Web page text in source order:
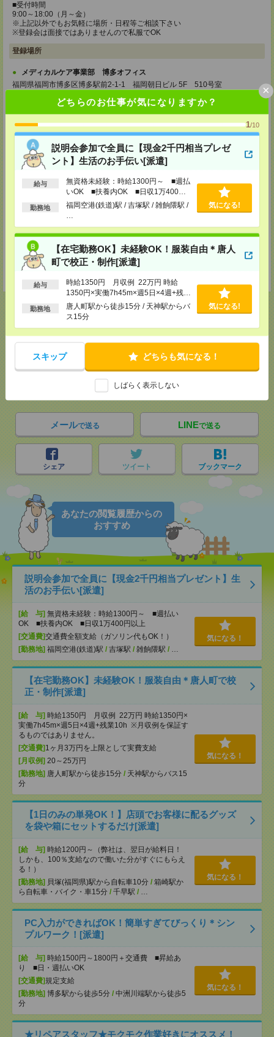
どちらのお仕事が気になりますか？
1/10
説明会参加で全員に【現金2千円相当プレゼ
ント】生活のお手伝い[派遣]
給与
無資格未経験：時給1300円～ ■週払
いOK ■扶養内OK ■日収1万400円
以上
勤務地
福岡空港(鉄道)駅 / 吉塚駅 / 雑餉隈駅 /
気になる!
【在宅勤務OK】未経験OK！服装自由＊唐人
町で校正・制作[派遣]
給与
時給1350円 月収例 22万円 時給
1350円×実働7h45m×週5日×4週+残業
10h ※月収例を保証するものではあ
りません。
勤務地
唐人町駅から徒歩15分 / 天神駅からバ
ス15分
気になる!
スキップ どちらも気になる！
しばらく表示しない
×
■受付時間
9:00～18:00（月～金）
※上記以外でもお気軽に場所・日程等ご相談下さい
※登録会は面接ではありませんので私服でOK
登録場所
メディカルケア事業部 博多オフィス
福岡県福岡市博多区博多駅前2-1-1 福岡朝日ビル 5F 510号室
tenshoku@nikken-ts.jp
担当：採用担当
メディカルケア事業部 小倉オフィス
福岡県北九州市小倉北区米町1-3-1 明治安田生命北九州ビル3F
TEL：0120-802-274
MAIL：
tenshoku@nikken-ts.jp
担当：採用担当
メディカルケア事業部 熊本オフィス
熊本県熊本市中央区花畑町1-7 MY熊本ビル2F 2-3号室
TEL：0120-917-473
MAIL：tenshoku@nikken-ts.jp
担当：採用担当
登録交通費
応募ページへ
メールで送る LINEで送る
シェア ツイート ブックマーク
あなたの閲覧履歴からの
おすすめ
説明会参加で全員に【現金2千円相当プレゼント】生
活のお手伝い[派遣]
[給 与] 無資格未経験：時給1300円～ ■週払い
OK ■扶養内OK ■日収1万400円以上
[交通費]交通費全額支給（ガソリン代もOK！）
[勤務地] 福岡空港(鉄道)駅 / 吉塚駅 / 雑餉隈駅 / …
気になる！
【在宅勤務OK】未経験OK！服装自由＊唐人町で校
正・制作[派遣]
[給 与] 時給1350円 月収例 22万円 時給1350円×
実働7h45m×週5日×4週+残業10h ※月収例を保証す
るものではありません。
[交通費] 1ヶ月3万円を上限として実費支給
[月収例] 20～25万円
[勤務地] 唐人町駅から徒歩15分 / 天神駅からバス15
分
気になる！
【1日のみの単発OK！】店頭でお客様に配るグッズ
を袋や箱にセットするだけ[派遣]
[給 与] 時給1200円～（弊社は、翌日が給料日！
しかも、100％支給なので働いた分がすぐにもらえ
る！）
[勤務地] 貝塚(福岡県)駅から自転車10分 / 箱崎駅か
ら自転車・バイク・車15分 / 千早駅 / …
気になる！
PC入力ができればOK！簡単すぎてびっくり＊シン
プルワーク！[派遣]
[給 与] 時給1500円～1800円＋交通費 ■昇給あ
り ■日・週払いOK
[交通費] 規定支給
[勤務地] 博多駅から徒歩5分 / 中洲川端駅から徒歩5
分
気になる！
★リペアスタッフ★モクモク作業好きにオススメ！